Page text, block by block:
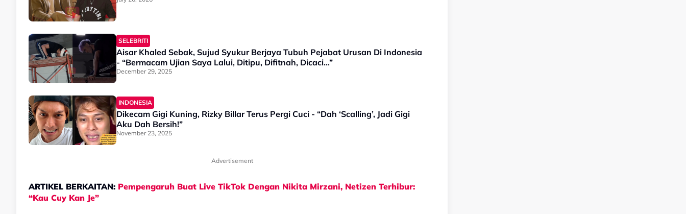
SELEBRITI
Aisar Khaled Sebak, Sujud Syukur Berjaya Tubuh Pejabat Urusan Di Indonesia
- “Bermacam Ujian Saya Lalui, Ditipu, Difitnah, Dicaci…”
December 29, 2025
INDONESIA
Dikecam Gigi Kuning, Rizky Billar Terus Pergi Cuci - “Dah ‘Scalling’, Jadi Gigi
Aku Dah Bersih!”
November 23, 2025
Advertisement
ARTIKEL BERKAITAN: Pempengaruh Buat Live TikTok Dengan Nikita Mirzani, Netizen Terhibur:
“Kau Cuy Kan Je”